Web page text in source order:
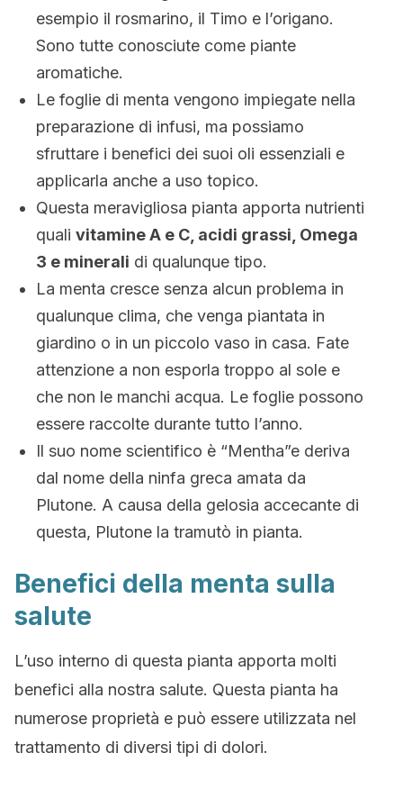
esempio il rosmarino, il Timo e l’origano.
Sono tutte conosciute come piante
aromatiche.
Le foglie di menta vengono impiegate nella
preparazione di infusi, ma possiamo
sfruttare i benefici dei suoi oli essenziali e
applicarla anche a uso topico.
Questa meravigliosa pianta apporta nutrienti
quali vitamine A e C, acidi grassi, Omega
3 e minerali di qualunque tipo.
La menta cresce senza alcun problema in
qualunque clima, che venga piantata in
giardino o in un piccolo vaso in casa. Fate
attenzione a non esporla troppo al sole e
che non le manchi acqua. Le foglie possono
essere raccolte durante tutto l’anno.
Il suo nome scientifico è “Mentha”e deriva
dal nome della ninfa greca amata da
Plutone. A causa della gelosia accecante di
questa, Plutone la tramutò in pianta.
Benefici della menta sulla
salute
L’uso interno di questa pianta apporta molti
benefici alla nostra salute. Questa pianta ha
numerose proprietà e può essere utilizzata nel
trattamento di diversi tipi di dolori.